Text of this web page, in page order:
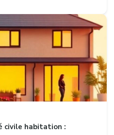
civile habitation :